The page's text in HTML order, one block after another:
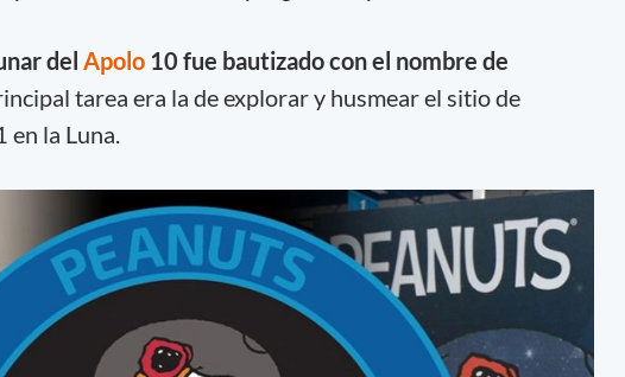
del Apolo 10 fue bautizado con el nombre de
tarea era la de explorar y husmear el sitio de
en la Luna.